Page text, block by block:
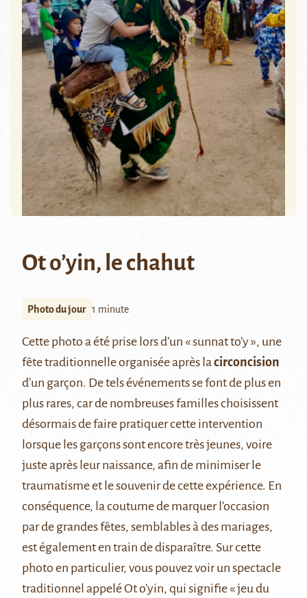
Ot o’yin, le chahut
Photo du jour 1 minute
Cette photo a été prise lors d’un « sunnat to’y », une
fête traditionnelle organisée après lacirconcision
d’un garçon. De tels événements se font de plus en
plus rares, car de nombreuses familles choisissent
désormais de faire pratiquer cette intervention
lorsque les garçons sont encore très jeunes, voire
juste après leur naissance, afin de minimiser le
traumatisme et le souvenir de cette expérience. En
conséquence, la coutume de marquer l’occasion
par de grandes fêtes, semblables à des mariages,
est également en train de disparaître. Sur cette
photo en particulier, vous pouvez voir un spectacle
traditionnel appelé Ot o’yin, qui signifie « jeu du